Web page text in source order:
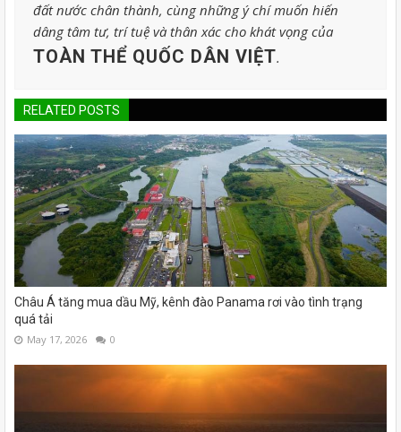
đất nước chân thành, cùng những ý chí muốn hiến
dâng tâm tư, trí tuệ và thân xác cho khát vọng của
TOÀN THỂ QUỐC DÂN VIỆT.
RELATED POSTS
Châu Á tăng mua dầu Mỹ, kênh đào Panama rơi vào tình trạng
quá tải
May 17, 2026 0